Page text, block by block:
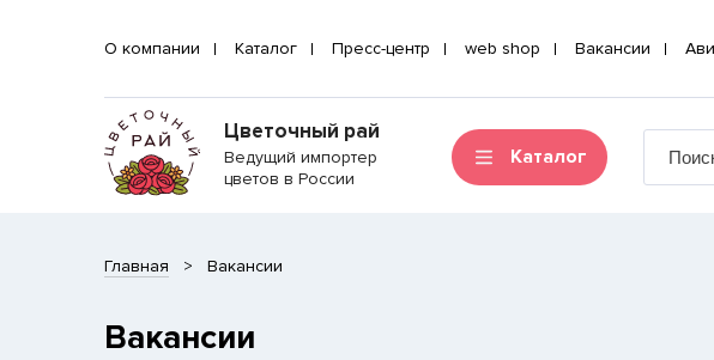
О компании Каталог Пресс-центр web shop Вакансии
Цветочный рай
Ведущий импортер
цветов в России
Каталог
Главная Вакансии
Вакансии